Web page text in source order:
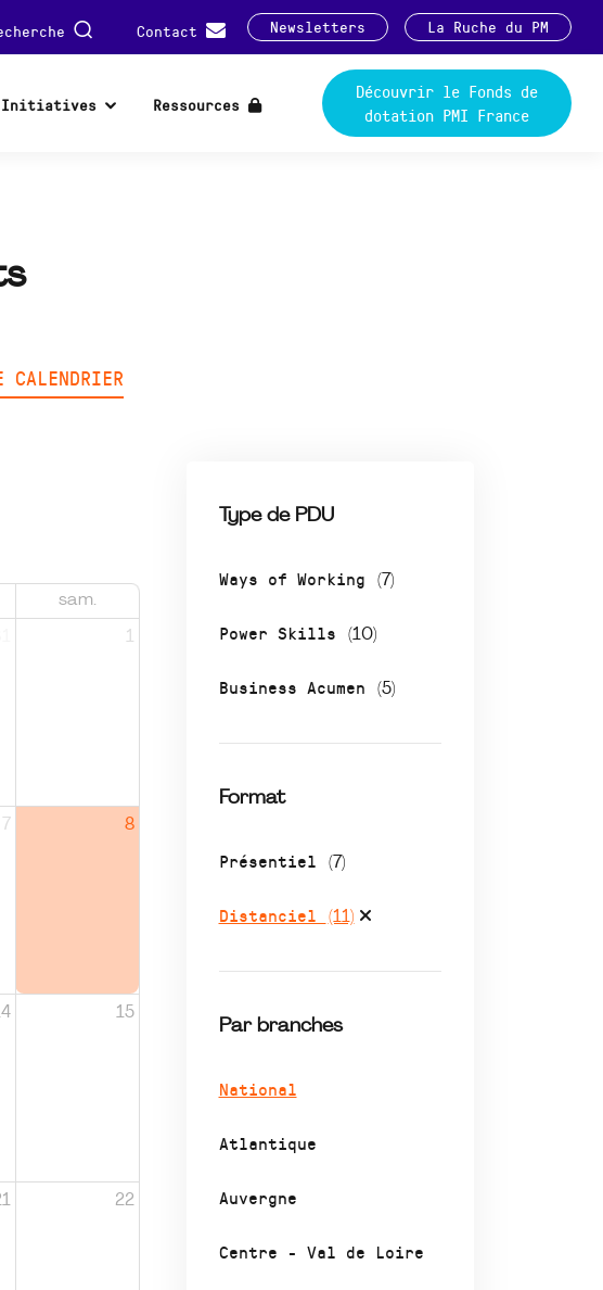
Contact Newsletters La Ruche du PM
Initiatives Ressources
Découvrir le Fonds de
dotation PMI France
CALENDRIER
Type de PDU
Ways of Working (7)
Power Skills (10)
Business Acumen (5)
Format
Présentiel (7)
Distanciel (11)
Par branches
National
Atlantique
Auvergne
Centre - Val de Loire
sam.
1
7 8
15
22